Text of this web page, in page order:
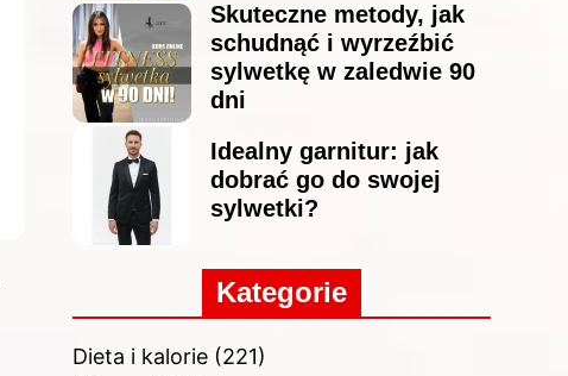
Skuteczne metody, jak
schudnąć i wyrzeźbić
sylwetkę w zaledwie 90
dni
Idealny garnitur: jak
dobrać go do swojej
sylwetki?
Kategorie
Dieta i kalorie(221)